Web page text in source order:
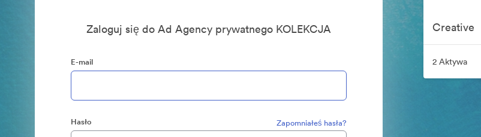
Zaloguj się do Ad Agency prywatnego KOLEKCJA
E-mail
Hasło Zapomniałeś hasła?
Creative
2 Aktywa